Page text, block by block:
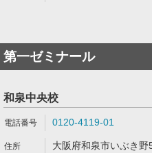
第一ゼミナール
和泉中央校
0120-4119-01
大阪府和泉市いぶき